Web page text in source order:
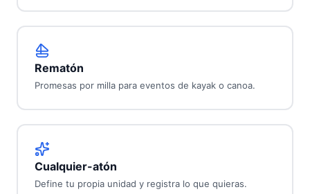
Rematón
Promesas por milla para eventos de kayak o canoa.
Cualquier-atón
Define tu propia unidad y registra lo que quieras.